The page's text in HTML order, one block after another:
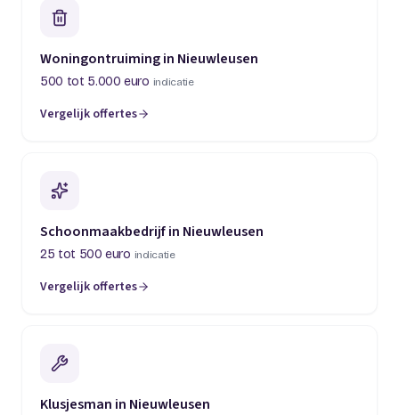
Woningontruiming in Nieuwleusen
500 tot 5.000 euro indicatie
Vergelijk offertes
Schoonmaakbedrijf in Nieuwleusen
25 tot 500 euro indicatie
Vergelijk offertes
Klusjesman in Nieuwleusen